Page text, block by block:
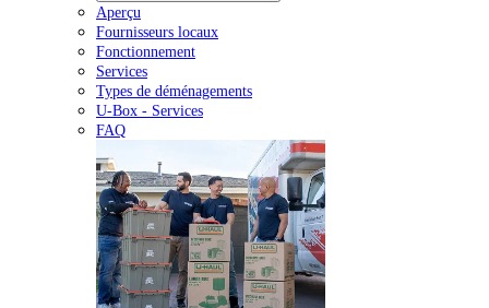
Aperçu
Fournisseurs locaux
Fonctionnement
Services
Types de déménagements
U-Box - Services
FAQ